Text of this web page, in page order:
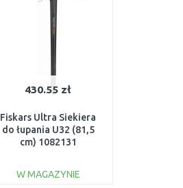
430.55 zł
Fiskars Ultra Siekiera
do łupania U32 (81,5
cm) 1082131
W MAGAZYNIE